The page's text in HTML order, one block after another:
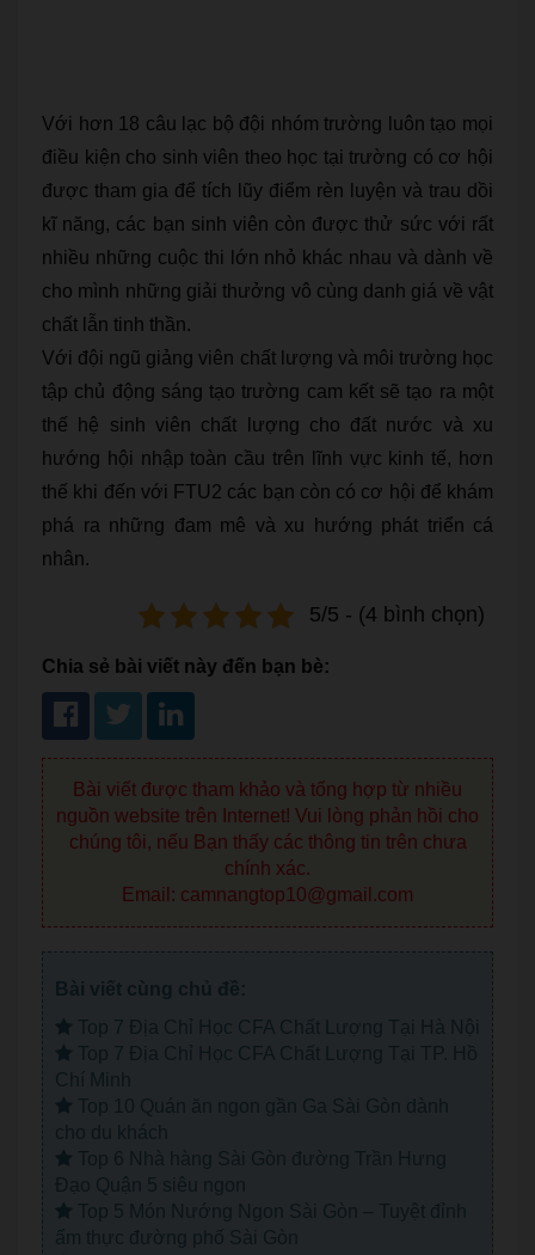
Với hơn 18 câu lạc bộ đội nhóm trường luôn tạo mọi
điều kiện cho sinh viên theo học tại trường có cơ hội
được tham gia để tích lũy điểm rèn luyện và trau dồi
kĩ năng, các bạn sinh viên còn được thử sức với rất
nhiều những cuộc thi lớn nhỏ khác nhau và dành về
cho mình những giải thưởng vô cùng danh giá về vật
chất lẫn tinh thần.
Với đội ngũ giảng viên chất lượng và môi trường học
tập chủ động sáng tạo trường cam kết sẽ tạo ra một
thế hệ sinh viên chất lượng cho đất nước và xu
hướng hội nhập toàn cầu trên lĩnh vực kinh tế, hơn
thế khi đến với FTU2 các bạn còn có cơ hội để khám
phá ra những đam mê và xu hướng phát triển cá
nhân.
5/5 - (4 bình chọn)
Chia sẻ bài viết này đến bạn bè:
Bài viết được tham khảo và tổng hợp từ nhiều
nguồn website trên Internet! Vui lòng phản hồi cho
chúng tôi, nếu Bạn thấy các thông tin trên chưa
chính xác.
Email: camnangtop10@gmail.com
Bài viết cùng chủ đề:
Top 7 Địa Chỉ Học CFA Chất Lượng Tại Hà Nội
Top 7 Địa Chỉ Học CFA Chất Lượng Tại TP. Hồ
Chí Minh
Top 10 Quán ăn ngon gần Ga Sài Gòn dành
cho du khách
Top 6 Nhà hàng Sài Gòn đường Trần Hưng
Đạo Quận 5 siêu ngon
Top 5 Món Nướng Ngon Sài Gòn – Tuyệt đỉnh
ẩm thực đường phố Sài Gòn